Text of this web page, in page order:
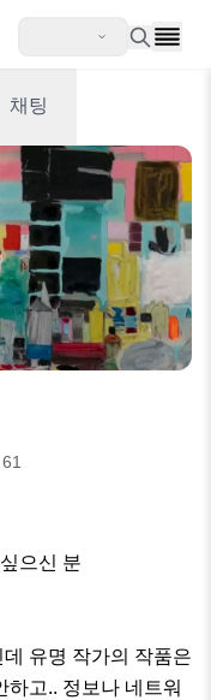
채팅
61
으신 분
유명 작가의 작품은
하고.. 정보나 네트워